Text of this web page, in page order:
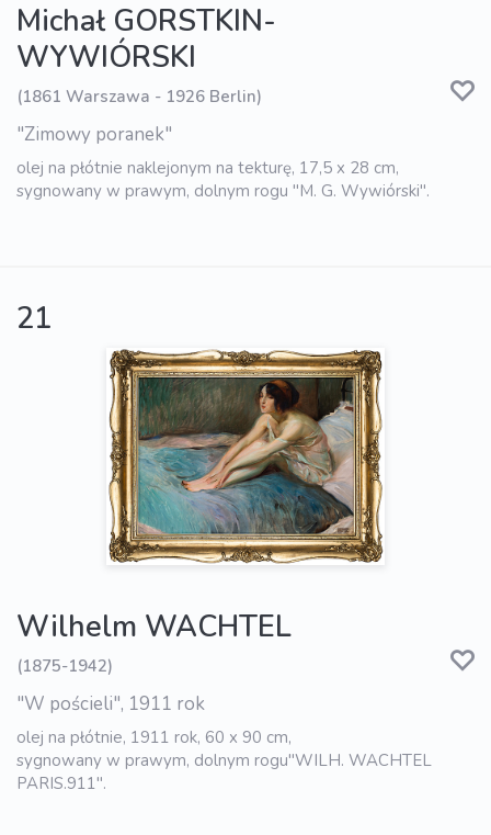
Michał GORSTKIN-
WYWIÓRSKI
(1861 Warszawa - 1926 Berlin)
"Zimowy poranek"
olej na płótnie naklejonym na tekturę, 17,5 x 28 cm,
sygnowany w prawym, dolnym rogu "M. G. Wywiórski".
21
Wilhelm WACHTEL
(1875-1942)
"W pościeli", 1911 rok
olej na płótnie, 1911 rok, 60 x 90 cm,
sygnowany w prawym, dolnym rogu"WILH. WACHTEL
PARIS.911".